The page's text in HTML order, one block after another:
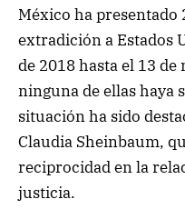
México ha presentado
extradición a Estados
de 2018 hasta el 13
ninguna de ellas haya
situación ha sido
Claudia Sheinbaum,
reciprocidad en la
justicia.